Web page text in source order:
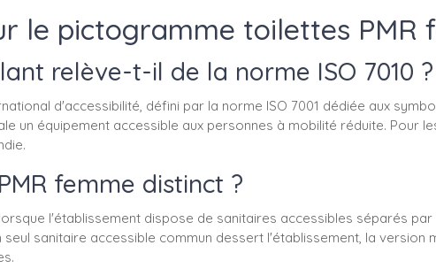
le pictogramme toilettes PMR
relève-t-il de la norme ISO 7010 ?
d'accessibilité, défini par la norme ISO 7001 dédiée aux
un équipement accessible aux personnes à mobilité réduite. Pour
femme distinct ?
l'établissement dispose de sanitaires accessibles séparés
sanitaire accessible commun dessert l'établissement, la version